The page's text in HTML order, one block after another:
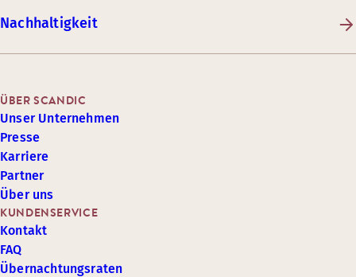
Nachhaltigkeit
KUNDENSERVICE
Kontakt
FAQ
Übernachtungsraten
ÜBER SCANDIC
Unser Unternehmen
Presse
Karriere
Partner
Über uns